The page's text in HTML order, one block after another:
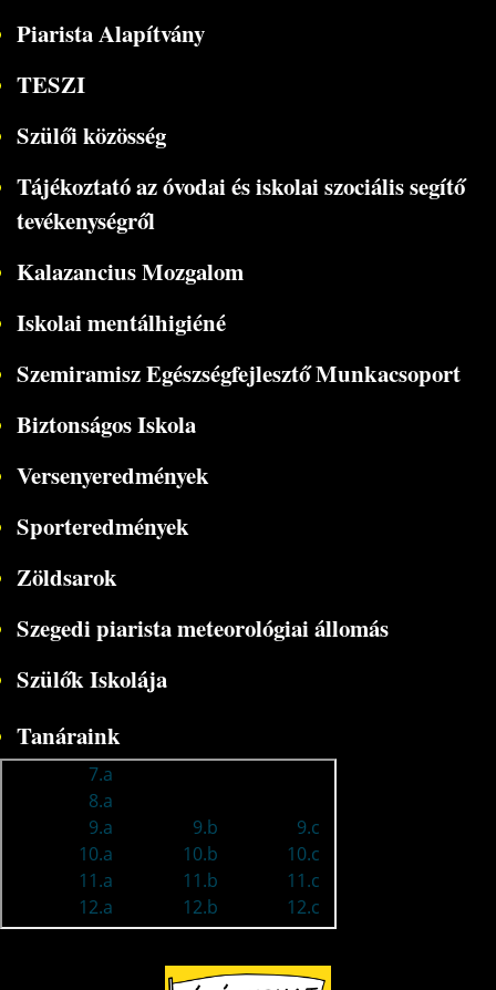
Piarista Alapítvány
TESZI
Szülői közösség
Tájékoztató az óvodai és iskolai szociális segítő
tevékenységről
Kalazancius Mozgalom
Iskolai mentálhigiéné
Szemiramisz Egészségfejlesztő Munkacsoport
Biztonságos Iskola
Versenyeredmények
Sporteredmények
Zöldsarok
Szegedi piarista meteorológiai állomás
Szülők Iskolája
Tanáraink